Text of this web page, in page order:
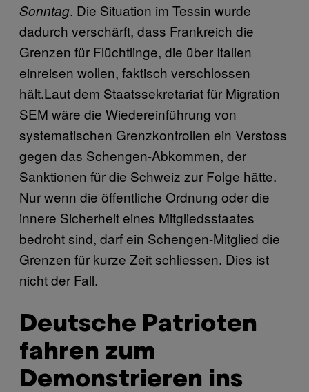
Sonntag. Die Situation im Tessin wurde
dadurch verschärft, dass Frankreich die
Grenzen für Flüchtlinge, die über Italien
einreisen wollen, faktisch verschlossen
hält.Laut dem Staatssekretariat für Migration
SEM wäre die Wiedereinführung von
systematischen Grenzkontrollen ein Verstoss
gegen das Schengen-Abkommen, der
Sanktionen für die Schweiz zur Folge hätte.
Nur wenn die öffentliche Ordnung oder die
innere Sicherheit eines Mitgliedsstaates
bedroht sind, darf ein Schengen-Mitglied die
Grenzen für kurze Zeit schliessen. Dies ist
nicht der Fall.
Deutsche Patrioten
fahren zum
Demonstrieren ins